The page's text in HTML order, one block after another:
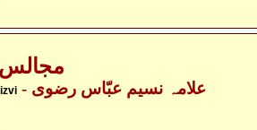
مجالس
- علامہ نسیم عبّاس رضوی